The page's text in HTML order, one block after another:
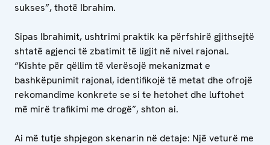
sukses”, thotë Ibrahim.
Sipas Ibrahimit, ushtrimi praktik ka përfshirë gjithsejtë
shtatë agjenci të zbatimit të ligjit në nivel rajonal.
“Kishte për qëllim të vlerësojë mekanizmat e
bashkëpunimit rajonal, identifikojë të metat dhe ofrojë
rekomandime konkrete se si te hetohet dhe luftohet
më mirë trafikimi me drogë”, shton ai.
Ai më tutje shpjegon skenarin në detaje: Një veturë me